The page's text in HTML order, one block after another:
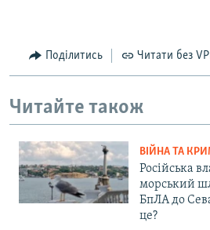
Поділитись Читати без
Читайте також
ВІЙНА ТА
Російська
морський
БпЛА до
це?